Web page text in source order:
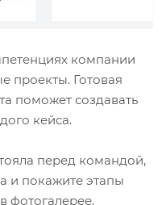
компании
проекты. Готовая
поможет создавать
кейса.
перед командой,
и покажите этапы
фотогалерее.